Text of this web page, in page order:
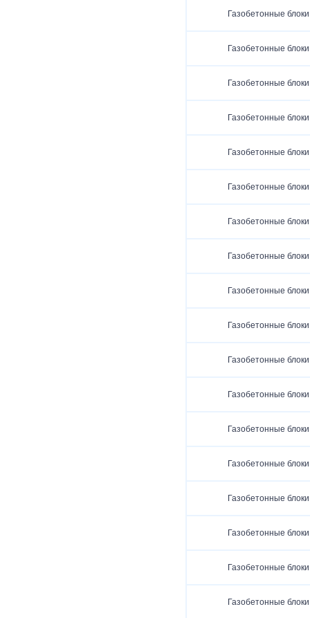
Газобетонные
Газобетонные
Газобетонные
Газобетонные
Газобетонные
Газобетонные
Газобетонные
Газобетонные
Газобетонные
Газобетонные
Газобетонные
Газобетонные
Газобетонные
Газобетонные
Газобетонные
Газобетонные
Газобетонные
Газобетонные